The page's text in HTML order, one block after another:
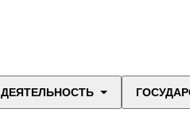
ДЕЯТЕЛЬНОСТЬ